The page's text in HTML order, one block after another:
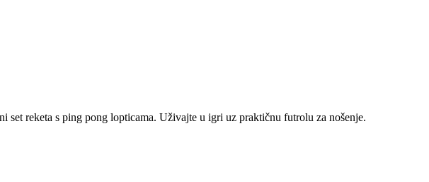
set reketa s ping pong lopticama. Uživajte u igri uz praktičnu futrolu za nošenje.